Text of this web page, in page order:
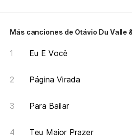
Más canciones de Otávio Du Valle
Eu E Você
Página Virada
Para Bailar
Teu Maior Prazer